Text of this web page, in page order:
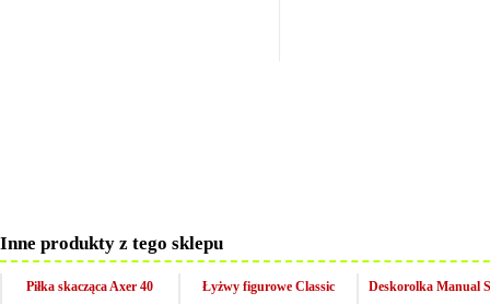
Inne produkty z tego sklepu
Piłka skacząca Axer 40 Łyżwy figurowe Classic Deskorolka Manual